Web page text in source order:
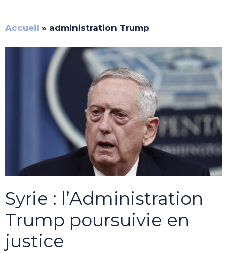
Accueil » administration Trump
Syrie : l’Administration
Trump poursuivie en
justice